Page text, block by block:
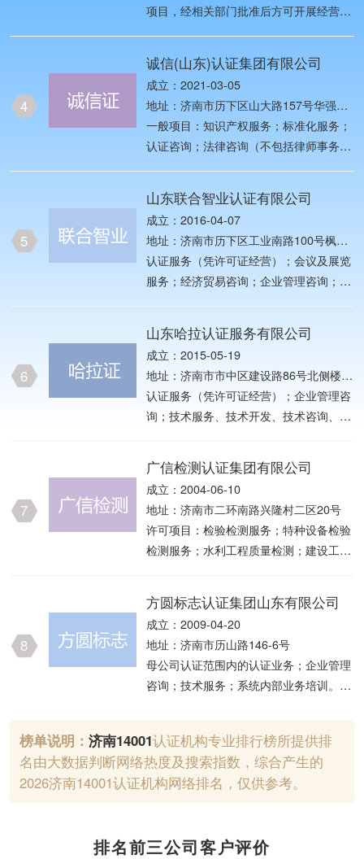
项目，经相关部门批准后方可开展经营活
4
诚信(山东)认证集团有限公司
成立：2021-03-05
地址：济南市历下区山大路157号华强国
际广场E栋2601-02
一般项目：知识产权服务；标准化服务；
认证咨询；法律咨询（不包括律师事务所
划；品牌管理；企业信用调查和评估；社
会调查（不含涉外调查）；税务服务；软
件开发；会议及展览服务。（除依法须经
批准的项目外，凭营业执照依法自主开展
经营活动）许可项目：认证服务。（依法
须经批准的项目，经相关部门批准后方可
开展经营活动，具体经营项目以相关部门
批准文件或许可证件为准）
5
山东联合智业认证有限公司
成立：2016-04-07
地址：济南市历下区工业南路100号枫润
大厦A座1-1411室
认证服务（凭许可证经营）；会议及展览
服务；经济贸易咨询；企业管理咨询；非
前置许可培训）。（依法须经批准的项
目，经相关部门批准后方可开展经营活
动）
6
山东哈拉认证服务有限公司
成立：2015-05-19
地址：济南市市中区建设路86号北侧楼6
层西602室
认证服务（凭许可证经营）；企业管理咨
询；技术服务、技术开发、技术咨询、技
批准后方可开展经营活动）
7
广信检测认证集团有限公司
成立：2004-06-10
地址：济南市二环南路兴隆村二区20号
许可项目：检验检测服务；特种设备检验
检测服务；水利工程质量检测；建设工程
质灾害治理工程勘查；认证服务。（依法
须经批准的项目，经相关部门批准后方可
开展经营活动，具体经营项目以相关部门
批准文件或许可证件为准）一般项目：公
路水运工程试验检测服务；计量技术服
设施管理；知识产权服务（专利代理服务
除外）；技术服务、技术开发、技术咨
询、技术交流、技术转让、技术推广；信
息技术咨询服务；消防技术服务；安全咨
8
方圆标志认证集团山东有限公司
成立：2009-04-20
地址：济南市历山路146-6号
母公司认证范围内的认证业务；企业管理
咨询；技术服务；系统内部业务培训。
榜单说明： 济南14001认证机构专业排行榜所提供排
名由大数据判断网络热度及搜索指数，综合产生的
2026济南14001认证机构网络排名，仅供参考。
排名前三公司客户评价